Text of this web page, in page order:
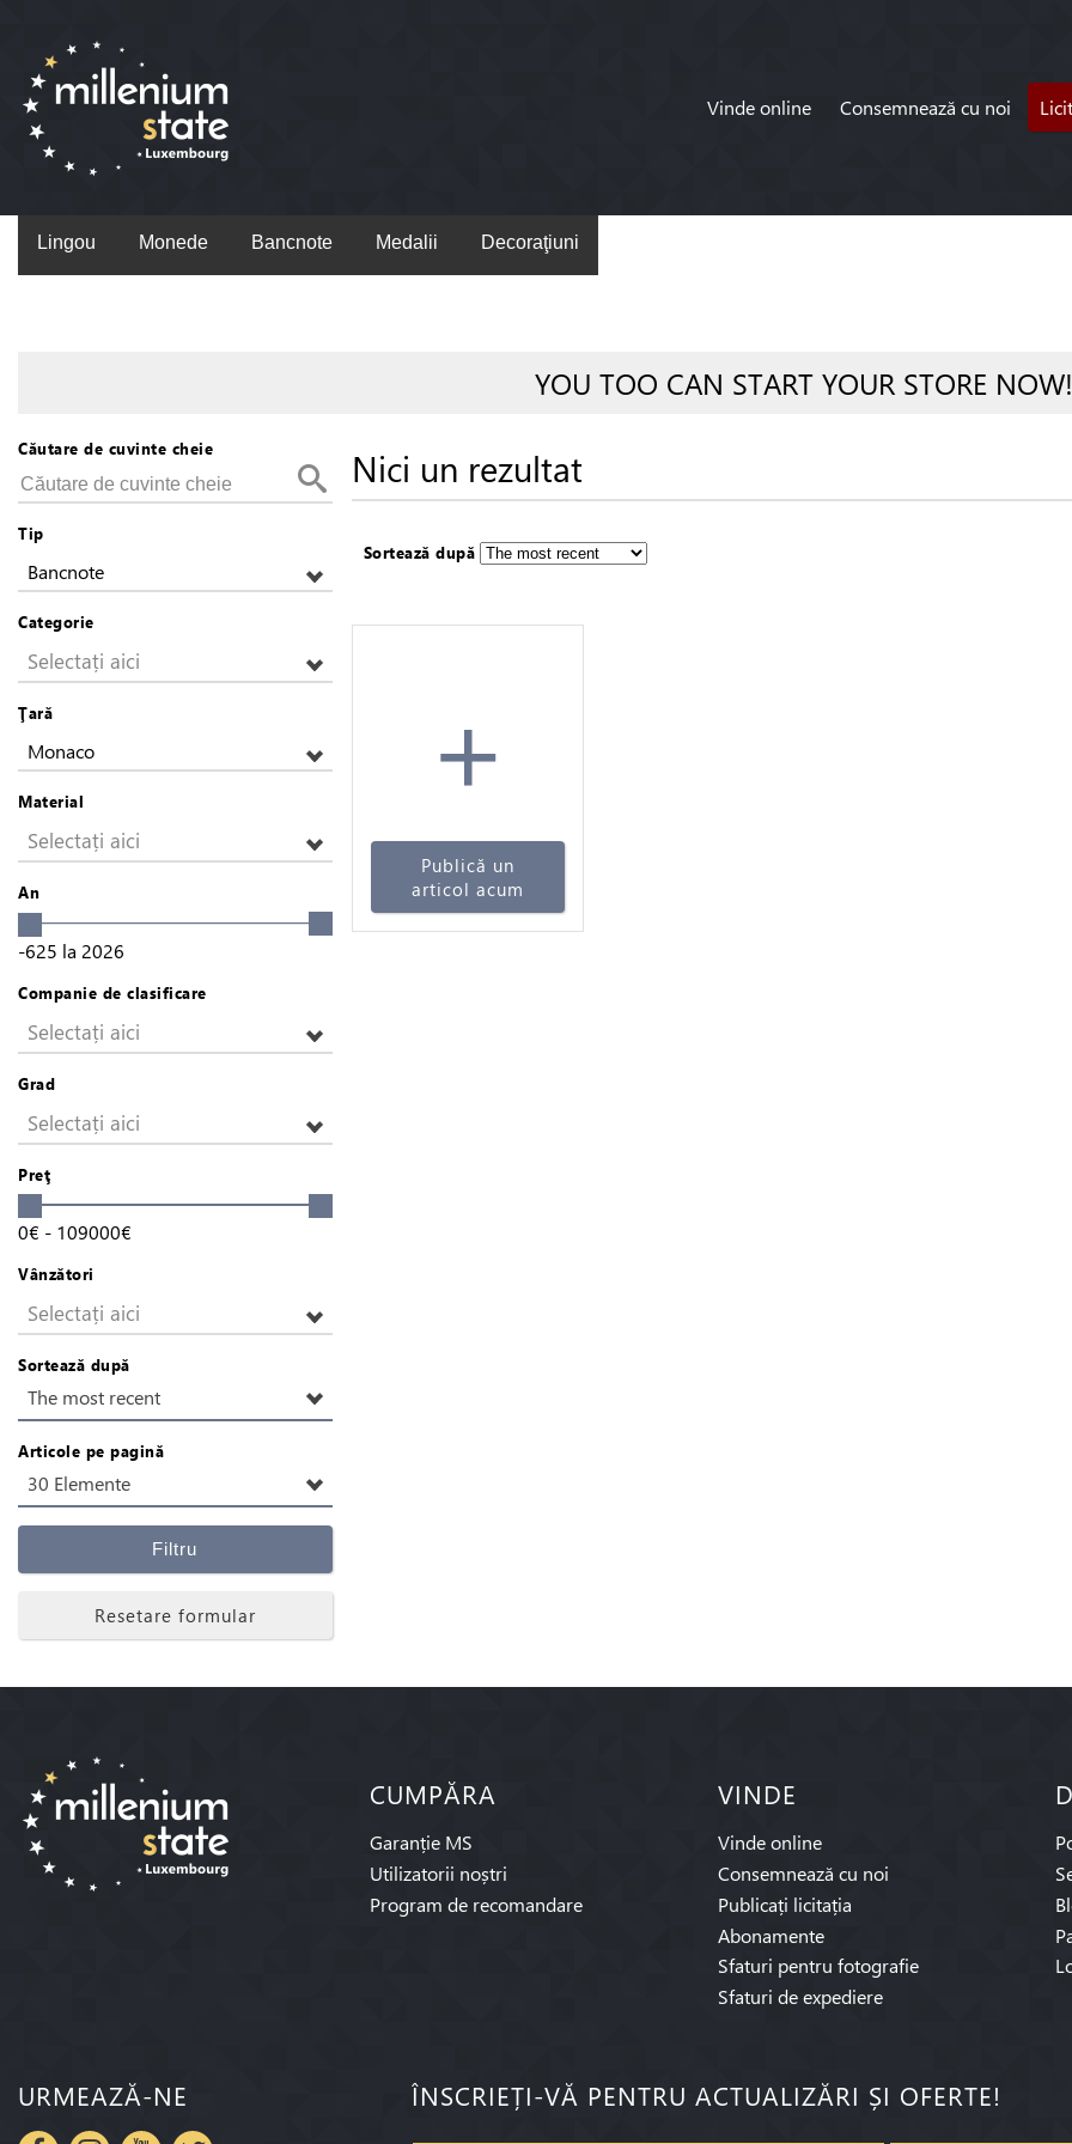
Vinde online Consemnează cu noi
Lingou Monede Bancnote Medalii Decoraţiuni
YOU TOO CAN START YOUR STORE NOW!
Căutare de cuvinte cheie
Tip
Bancnote
Categorie
Selectați aici
Ţară
Monaco
Material
Selectați aici
An
-625 la 2026
Companie de clasificare
Selectați aici
Grad
Selectați aici
Preţ
0€ - 109000€
Vânzători
Selectați aici
Sortează după
The most recent
Articole pe pagină
30 Elemente
Filtru
Resetare formular
Nici un rezultat
Sortează după
+
Publică un
articol acum
CUMPĂRA
Garanție MS
Utilizatorii noștri
Program de recomandare
VINDE
Vinde online
Consemnează cu noi
Publicați licitația
Abonamente
Sfaturi pentru fotografie
Sfaturi de expediere
URMEAZĂ-NE ÎNSCRIEȚI-VĂ PENTRU ACTUALIZĂRI ȘI OFERTE!